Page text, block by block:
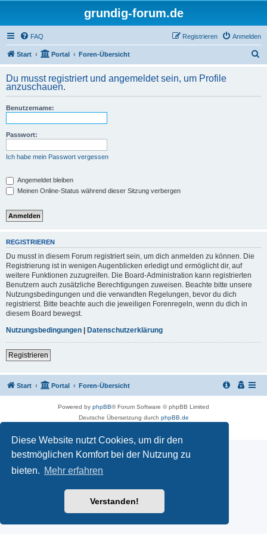
Diese Website nutzt Cookies, um dir den
bestmöglichen Komfort bei der Nutzung zu
bieten. Mehr erfahren
Verstanden!
grundig-forum.de
FAQ Anmelden
Registrieren
Start Portal Foren-Übersicht
h
Du musst registriert und angemeldet sein, um Profile
anzuschauen.
Benutzername:
Passwort:
Ich habe mein Passwort vergessen
Angemeldet bleiben
Meinen Online-Status während dieser Sitzung verbergen
REGISTRIEREN
Du musst in diesem Forum registriert sein, um dich anmelden zu können. Die
Registrierung ist in wenigen Augenblicken erledigt und ermöglicht dir, auf
weitere Funktionen zuzugreifen. Die Board-Administration kann registrierten
Benutzern auch zusätzliche Berechtigungen zuweisen. Beachte bitte unsere
Nutzungsbedingungen und die verwandten Regelungen, bevor du dich
registrierst. Bitte beachte auch die jeweiligen Forenregeln, wenn du dich in
diesem Board bewegst.
Nutzungsbedingungen | Datenschutzerklärung
Registrieren
Start Portal Foren-Übersicht
Powered by phpBB® Forum Software © phpBB Limited
Deutsche Übersetzung durch phpBB.de